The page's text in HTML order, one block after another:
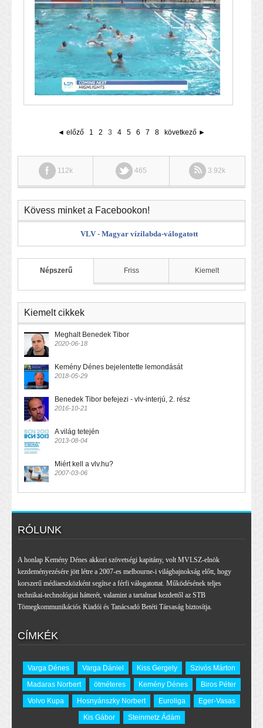
◄ előző 1 2 3 4 5 6 7 8 következő ►
112k 465 3.92k
Kövess minket a Facebookon!
VLV - Magyar vízilabda-válogatott
Népszerű Friss Kiemelt
Kiemelt cikkek
Meghalt Benedek Tibor
2020-06-18
Kemény Dénes bejelentette lemondását
2018-05-29
Benedek Tibor befejezi - vlv-interjú, 2. rész
2016-10-21
A világ tetején
2013-08-04
Miért kell a vlv.hu?
2007-03-06
RÓLUNK
A honlap Kemény Dénes akkori szövetségi kapitány, volt MVLSZ-elnök
kezdeményezésére jött létre a 2007-es melbourne-i világbajnokság előtt, hogy
korszerű médiaeszközként segítse a férfi válogatottat. Működésének teljes
technikai-technológiai hátterét, valamint a tartalmat kezdettől az STB
Tömegkommunikációs Kiadói és Tanácsadó Betéti Társaság biztosítja.
CÍMKÉK
Varga Dénes Varga Dániel Kiss Gergely
Szivós Márton
Madaras Norbert
ötméteres Kemény Dénes
Biros Péter
Volvo Kupa
Hosnyánszky Norbert Euroliga
Eger-Vasas
Kis Gábor
Steinmetz Ádám